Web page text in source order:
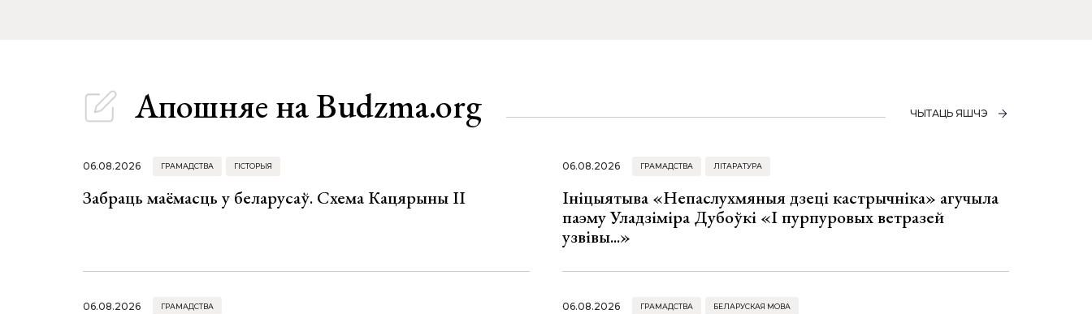
Апошняе на Budzma.org ЧЫТАЦЬ ЯШЧЭ
06.08.2026 ГРАМАДСТВА ГІСТОРЫЯ
Забраць маёмасць у беларусаў. Схема Кацярыны ІІ
06.08.2026 ГРАМАДСТВА ЛІТАРАТУРА
Ініцыятыва «Непаслухмяныя дзеці кастрычніка» агучыла
паэму Уладзіміра Дубоўкі «І пурпуровых ветразей
узвівы...»
06.08.2026 ГРАМАДСТВА 06.08.2026 ГРАМАДСТВА БЕЛАРУСКАЯ МОВА